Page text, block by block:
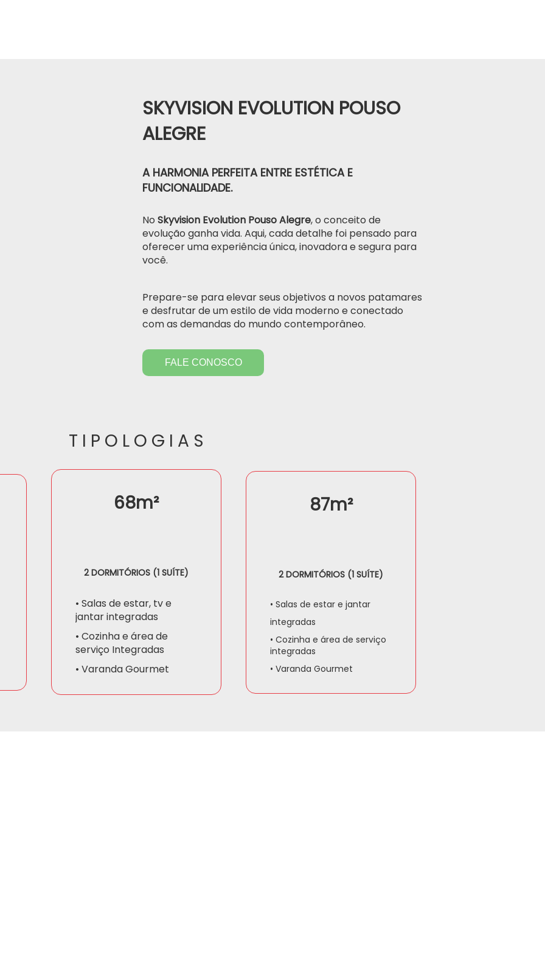
SKYVISION EVOLUTION POUSO
ALEGRE
A HARMONIA PERFEITA ENTRE ESTÉTICA E
FUNCIONALIDADE.
No Skyvision Evolution Pouso Alegre, o conceito de
evolução ganha vida. Aqui, cada detalhe foi pensado para
oferecer uma experiência única, inovadora e segura para
você.
Prepare-se para elevar seus objetivos a novos patamares
e desfrutar de um estilo de vida moderno e conectado
com as demandas do mundo contemporâneo.
FALE CONOSCO
T I P O L O G I A S
68m²
2 DORMITÓRIOS (1 SUÍTE)
• Salas de estar, tv e
jantar integradas
• Cozinha e área de
serviço Integradas
• Varanda Gourmet
87m²
2 DORMITÓRIOS (1 SUÍTE)
• Salas de estar e jantar
integradas
• Cozinha e área de serviço
integradas
• Varanda Gourmet